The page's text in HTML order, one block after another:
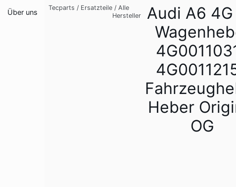
Über uns
Tecparts / Ersatzteile / Alle
Hersteller
Audi A6
Heber
OG